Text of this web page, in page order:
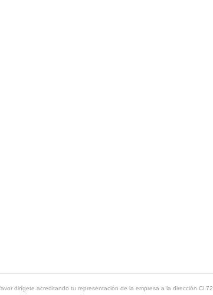
dirígete acreditando tu representación de la empresa a la dirección Cl.72